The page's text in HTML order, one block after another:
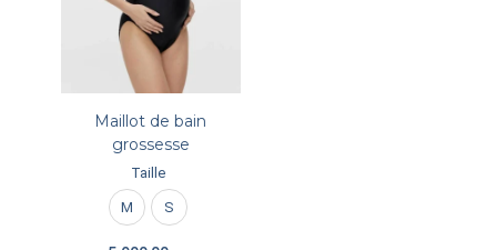
Maillot de bain
grossesse
Taille
M S